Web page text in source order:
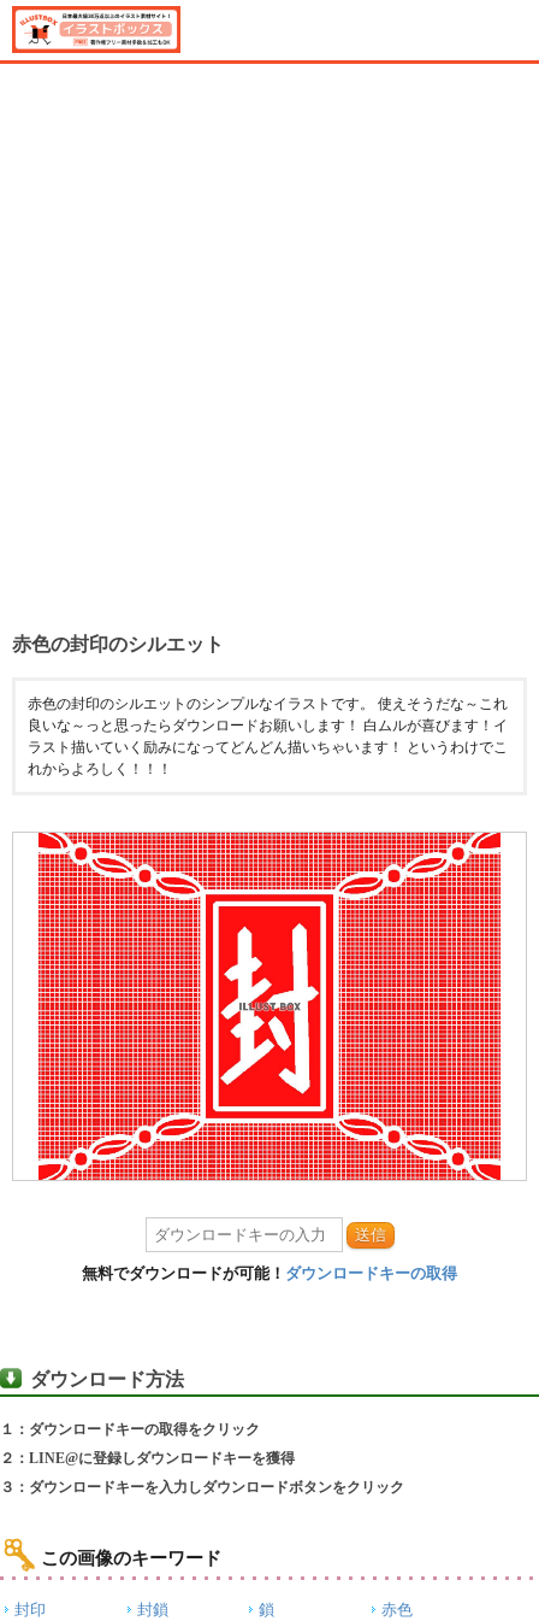
赤色の封印のシルエット
赤色の封印のシルエットのシンプルなイラストです。 使えそうだな～これ
良いな～っと思ったらダウンロードお願いします！ 白ムルが喜びます！イ
ラスト描いていく励みになってどんどん描いちゃいます！ というわけでこ
れからよろしく！！！
送信
無料でダウンロードが可能！ ダウンロードキーの取得
ダウンロード方法
１：ダウンロードキーの取得をクリック
２：LINE@に登録しダウンロードキーを獲得
３：ダウンロードキーを入力しダウンロードボタンをクリック
この画像のキーワード
封印 封鎖 鎖
赤色